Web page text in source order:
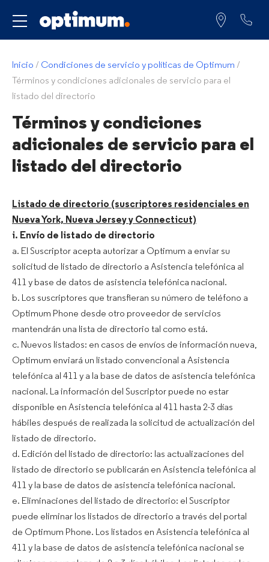
Servicio para
Inicio / Condiciones de servicio y políticas de Optimum /
Términos y condiciones adicionales de servicio para el
listado del directorio
Términos y condiciones
adicionales de servicio para el
listado del directorio
Listado de directorio (suscriptores residenciales en
Nueva York, Nueva Jersey y Connecticut)
i. Envío de listado de directorio
a. El Suscriptor acepta autorizar a Optimum a enviar su
solicitud de listado de directorio a Asistencia telefónica al
411 y base de datos de asistencia telefónica nacional.
b. Los suscriptores que transfieran su número de teléfono a
Optimum Phone desde otro proveedor de servicios
mantendrán una lista de directorio tal como está.
c. Nuevos listados: en casos de envíos de información nueva,
Optimum enviará un listado convencional a Asistencia
telefónica al 411 y a la base de datos de asistencia telefónica
nacional. La información del Suscriptor puede no estar
disponible en Asistencia telefónica al 411 hasta 2-3 días
hábiles después de realizada la solicitud de actualización del
listado de directorio.
d. Edición del listado de directorio: las actualizaciones del
listado de directorio se publicarán en Asistencia telefónica al
411 y la base de datos de asistencia telefónica nacional.
e. Eliminaciones del listado de directorio: el Suscriptor
puede eliminar los listados de directorio a través del portal
de Optimum Phone. Los listados en Asistencia telefónica al
411 y la base de datos de asistencia telefónica nacional se